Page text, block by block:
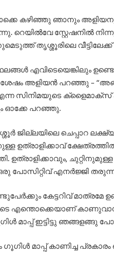
കഴിഞ്ഞു ഞാനും അളിയനും
റെയിൽവേ സ്റ്റേഷനിൽ
തൃശ്ശൂരിലെ
എവിടെയെങ്കിലും
അളിയൻ പറഞ്ഞു –
സിനിമയുടെ ക്ളൈമാക്സ്
ഓക്കേ പറഞ്ഞു.
ചെപ്പാറ
ഉത്രാളിക്കാവ്
പോസിറ്റിവ് എനർജ്ജി
കേട്ടറിവ് മാത്രമേ
എന്തൊക്കെയാണ്
മാപ്പ് ഇട്ടിട്ടു ഞങ്ങളങ്ങു
ഗൂഗിൾ മാപ്പ് കാണിച്ച